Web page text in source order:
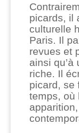
picards, il
culturelle
Paris. Il
revues et
ainsi
riche. Il
picard, se
temps, où